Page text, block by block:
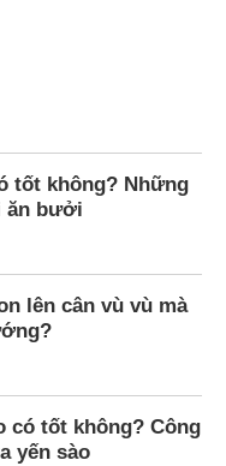
tốt không? Những
ăn bưởi
lên cân vù vù mà
có tốt không? Công
yến sào